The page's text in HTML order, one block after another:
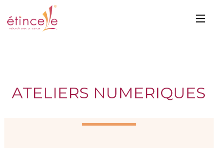
ATELIERS NUMERIQUES